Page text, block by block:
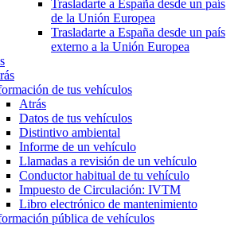
Trasladarte a España desde un país
de la Unión Europea
Trasladarte a España desde un país
externo a la Unión Europea
de tus vehículos
Atrás
Datos de tus vehículos
Distintivo ambiental
Informe de un vehículo
Llamadas a revisión de un vehículo
Conductor habitual de tu vehículo
Impuesto de Circulación: IVTM
Libro electrónico de mantenimiento
pública de vehículos